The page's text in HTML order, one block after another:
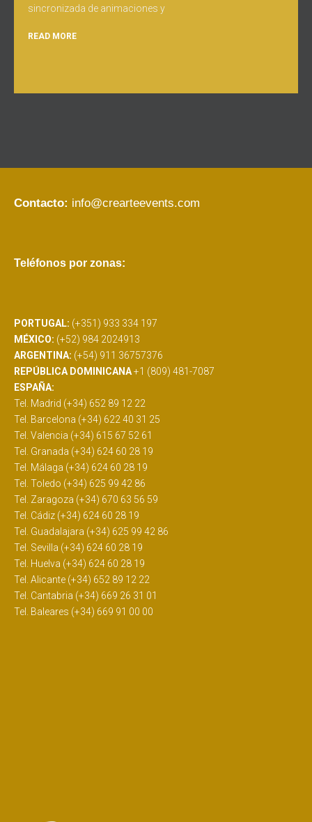
sincronizada de animaciones y
READ MORE
Contacto: info@crearteevents.com
Teléfonos por zonas:
PORTUGAL: (+351) 933 334 197
MÉXICO: (+52) 984 2024913
ARGENTINA: (+54) 911 36757376
REPÚBLICA DOMINICANA+1 (809) 481-7087
ESPAÑA:
Tel. Madrid (+34) 652 89 12 22
Tel. Barcelona (+34) 622 40 31 25
Tel. Valencia (+34) 615 67 52 61
Tel. Granada (+34) 624 60 28 19
Tel. Málaga (+34) 624 60 28 19
Tel. Toledo (+34) 625 99 42 86
Tel. Zaragoza (+34) 670 63 56 59
Tel. Cádiz (+34) 624 60 28 19
Tel. Guadalajara (+34) 625 99 42 86
Tel. Sevilla (+34) 624 60 28 19
Tel. Huelva (+34) 624 60 28 19
Tel. Alicante (+34) 652 89 12 22
Tel. Cantabria (+34) 669 26 31 01
Tel. Baleares (+34) 669 91 00 00